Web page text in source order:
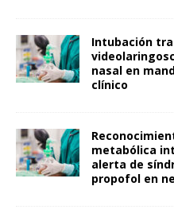
Intubación
nasal en
clínico
metabólica
alerta de
propofol en